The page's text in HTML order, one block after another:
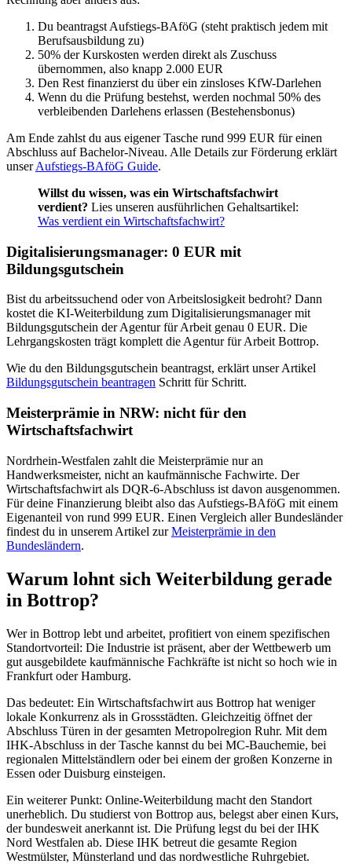
Du beantragst Aufstiegs-BAföG (steht praktisch jedem mit
Berufsausbildung zu)
50% der Kurskosten werden direkt als Zuschuss
übernommen, also knapp 2.000 EUR
Den Rest finanzierst du über ein zinsloses KfW-Darlehen
Wenn du die Prüfung bestehst, werden nochmal 50% des
verbleibenden Darlehens erlassen (Bestehensbonus)
Am Ende zahlst du aus eigener Tasche rund 999 EUR für einen
Abschluss auf Bachelor-Niveau. Alle Details zur Förderung erklärt
unserAufstiegs-BAföG Guide.
Willst du wissen, was ein Wirtschaftsfachwirt
verdient? Lies unseren ausführlichen Gehaltsartikel:
Was verdient ein Wirtschaftsfachwirt?
Digitalisierungsmanager: 0 EUR mit
Bildungsgutschein
Bist du arbeitssuchend oder von Arbeitslosigkeit bedroht? Dann
kostet die KI-Weiterbildung zum Digitalisierungsmanager mit
Bildungsgutschein der Agentur für Arbeit genau 0 EUR. Die
Lehrgangskosten trägt komplett die Agentur für Arbeit Bottrop.
Wie du den Bildungsgutschein beantragst, erklärt unser Artikel
Bildungsgutschein beantragen Schritt für Schritt.
Meisterprämie in NRW: nicht für den
Wirtschaftsfachwirt
Nordrhein-Westfalen zahlt die Meisterprämie nur an
Handwerksmeister, nicht an kaufmännische Fachwirte. Der
Wirtschaftsfachwirt als DQR-6-Abschluss ist davon ausgenommen.
Für deine Finanzierung bleibt also das Aufstiegs-BAföG mit einem
Eigenanteil von rund 999 EUR. Einen Vergleich aller Bundesländer
findest du in unserem Artikel zurMeisterprämie in den
Bundesländern.
Warum lohnt sich Weiterbildung gerade
in Bottrop?
Wer in Bottrop lebt und arbeitet, profitiert von einem spezifischen
Standortvorteil: Die Industrie ist präsent, aber der Wettbewerb um
gut ausgebildete kaufmännische Fachkräfte ist nicht so hoch wie in
Frankfurt oder Hamburg.
Das bedeutet: Ein Wirtschaftsfachwirt aus Bottrop hat weniger
lokale Konkurrenz als in Grossstädten. Gleichzeitig öffnet der
Abschluss Türen in der gesamten Metropolregion Ruhr. Mit dem
IHK-Abschluss in der Tasche kannst du bei MC-Bauchemie, bei
regionalen Mittelständlern oder bei einem der großen Konzerne in
Essen oder Duisburg einsteigen.
Ein weiterer Punkt: Online-Weiterbildung macht den Standort
unerheblich. Du studierst von Bottrop aus, belegst aber einen Kurs,
der bundesweit anerkannt ist. Die Prüfung legst du bei der IHK
Nord Westfalen ab. Diese IHK betreut die gesamte Region
Westmülster, Münsterland und das nordwestliche Ruhrgebiet.